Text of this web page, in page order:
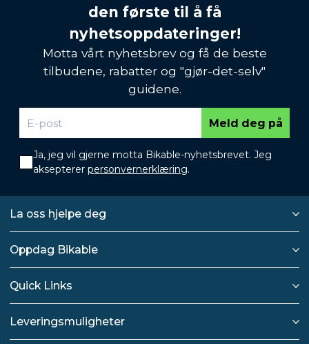
den første til å få
nyhetsoppdateringer!
Motta vårt nyhetsbrev og få de beste
tilbudene, rabatter og "gjør-det-selv"
guidene.
Meld deg på
Ja, jeg vil gjerne motta Bikable-nyhetsbrevet. Jeg
aksepterer personvernerklæring.
La oss hjelpe deg
Oppdag Bikable
Quick Links
Leveringsmuligheter